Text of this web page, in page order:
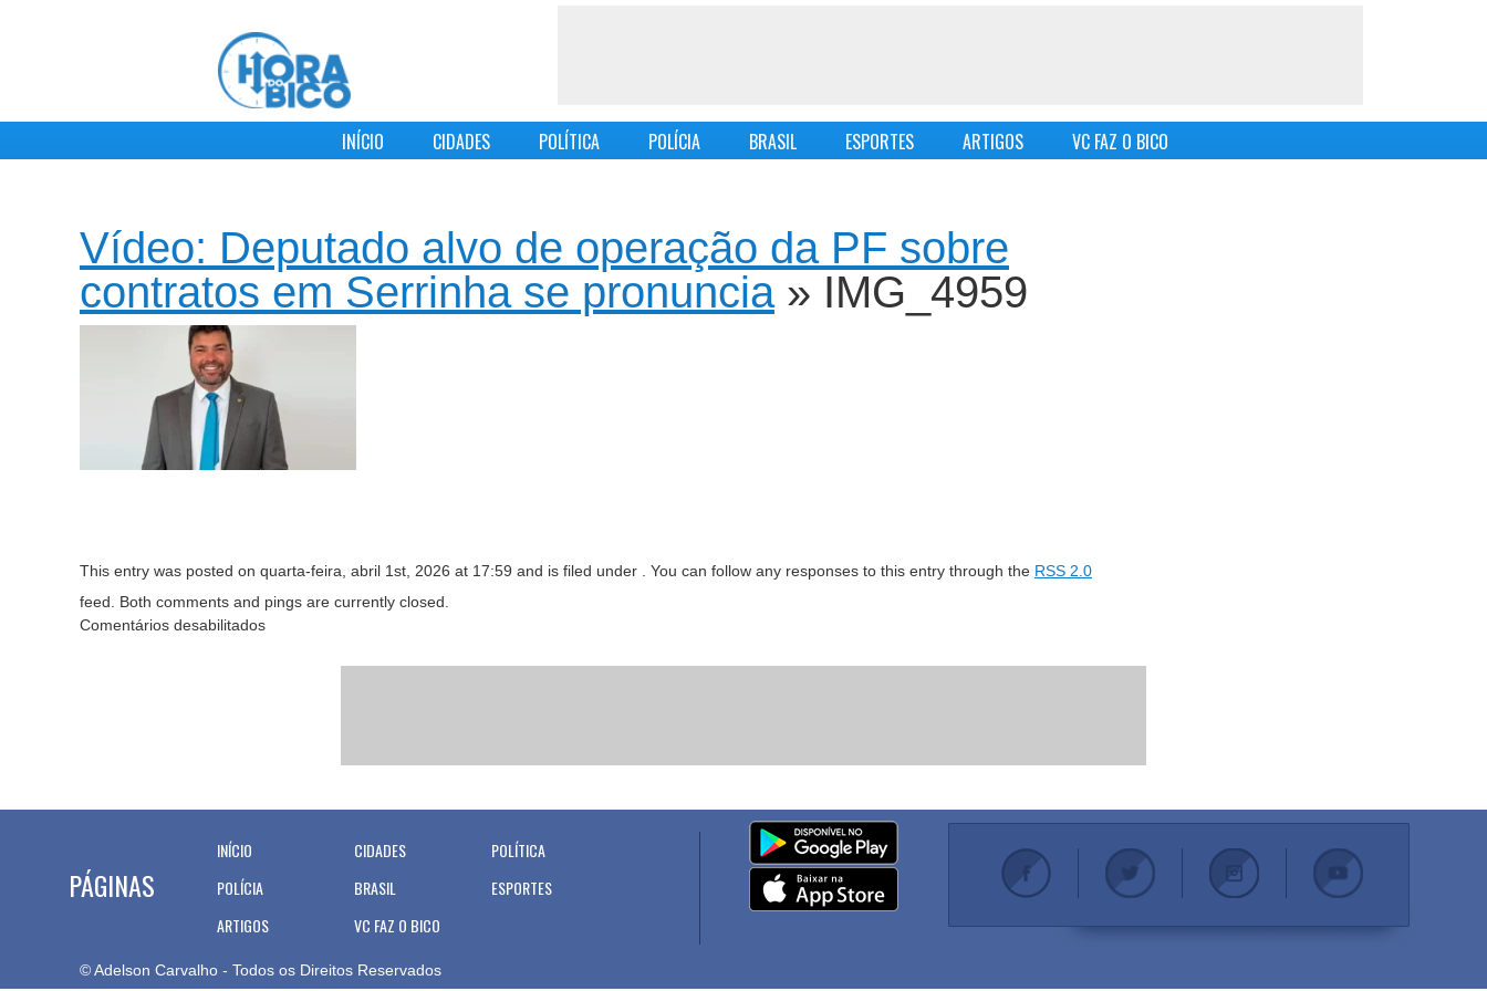
INÍCIO CIDADES POLÍTICA POLÍCIA BRASIL ESPORTES ARTIGOS VC FAZ O BICO
Vídeo: Deputado alvo de operação da PF sobre
contratos em Serrinha se pronuncia» IMG_4959
This entry was posted on quarta-feira, abril 1st, 2026 at 17:59 and is filed under . You can follow any responses to this entry through the RSS 2.0
feed. Both comments and pings are currently closed.
Comentários desabilitados
PÁGINAS
INÍCIO CIDADES
POLÍTICA
POLÍCIA
BRASIL
ESPORTES
ARTIGOS
VC FAZ O BICO
© Adelson Carvalho - Todos os Direitos Reservados